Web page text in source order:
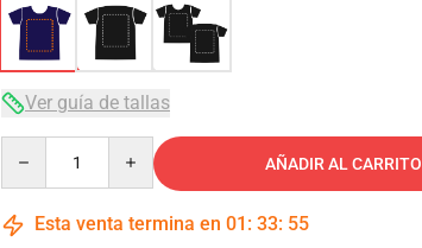
Ver guía de tallas
AÑADIR AL CARRITO
Esta venta termina en 01 : 33: 54